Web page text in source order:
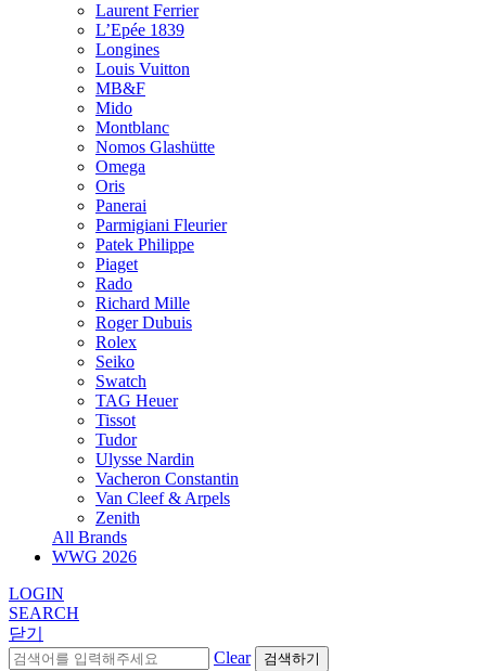
Laurent Ferrier
L’Epée 1839
Longines
Louis Vuitton
MB&F
Mido
Montblanc
Nomos Glashütte
Omega
Oris
Panerai
Parmigiani Fleurier
Patek Philippe
Piaget
Rado
Richard Mille
Roger Dubuis
Rolex
Seiko
Swatch
TAG Heuer
Tissot
Tudor
Ulysse Nardin
Vacheron Constantin
Van Cleef & Arpels
Zenith
All Brands
WWG 2026
LOGIN
SEARCH
닫기
Clear
검색하기